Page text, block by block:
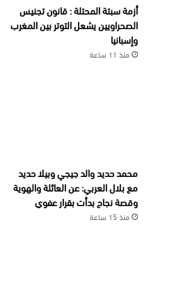
أزمة سبتة المحتلة : قانون تجنيس
الصحراويين يشعل التوتر بين المغرب
وإسبانيا
منذ 11 ساعة
محمد حديد والد جيجي وبيلا حديد
مع بلال العربي: عن العائلة والهوية
وقصة نجاح بدأت بقرار عفوي
منذ 15 ساعة